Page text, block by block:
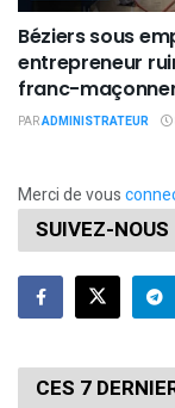
Béziers sous
entrepreneur
franc-
PARADMINISTRATEUR
Merci de vous
SUIVEZ-NOUS
CES 7